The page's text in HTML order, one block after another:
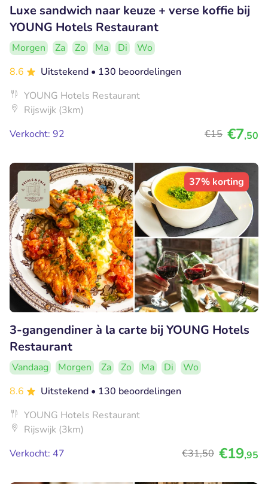
Luxe sandwich naar keuze + verse koffie bij
YOUNG Hotels Restaurant
Morgen Za Zo Ma Di
Wo
8.6
Uitstekend • 130 beoordelingen
YOUNG Hotels Restaurant
Rijswijk (3km)
Verkocht: 92
€15 €7,50
37% korting
3-gangendiner à la carte bij YOUNG Hotels
Restaurant
Vandaag Morgen Za Zo Ma Di
Wo
8.6
Uitstekend • 130 beoordelingen
YOUNG Hotels Restaurant
Rijswijk (3km)
Verkocht: 47
€31,50 €19,95